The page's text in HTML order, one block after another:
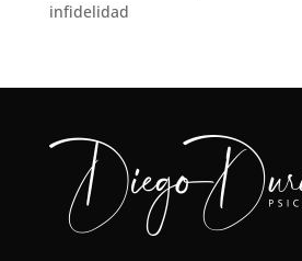
infidelidad